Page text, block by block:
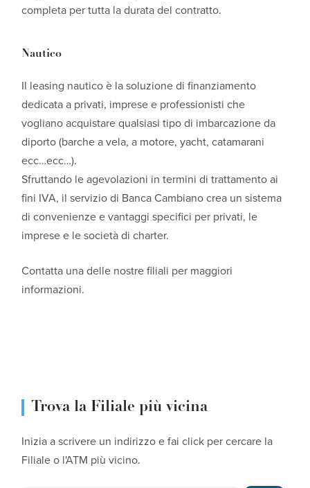
completa per tutta la durata del contratto.
Nautico
Il leasing nautico è la soluzione di finanziamento
dedicata a privati, imprese e professionisti che
vogliano acquistare qualsiasi tipo di imbarcazione da
diporto (barche a vela, a motore, yacht, catamarani
ecc…ecc…).
Sfruttando le agevolazioni in termini di trattamento ai
fini IVA, il servizio di Banca Cambiano crea un sistema
di convenienze e vantaggi specifici per privati, le
imprese e le società di charter.
Contatta una delle nostre filiali per maggiori
informazioni.
Trova la Filiale più vicina
Inizia a scrivere un indirizzo e fai click per cercare la
Filiale o l'ATM più vicino.